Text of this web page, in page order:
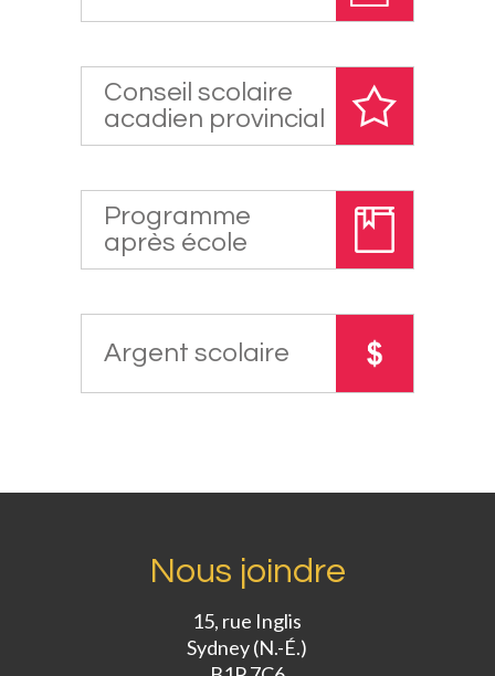
Conseil scolaire
acadien provincial
Programme
après école
Argent scolaire
Nous joindre
15, rue Inglis
Sydney (N.-É.)